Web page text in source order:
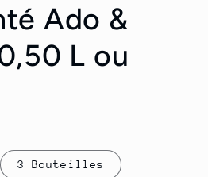
Ado &
L ou
3 Bouteilles